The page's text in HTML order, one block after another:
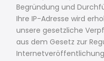
Begründung und
Ihre IP-Adresse wird
unsere gesetzliche
aus dem Gesetz zur